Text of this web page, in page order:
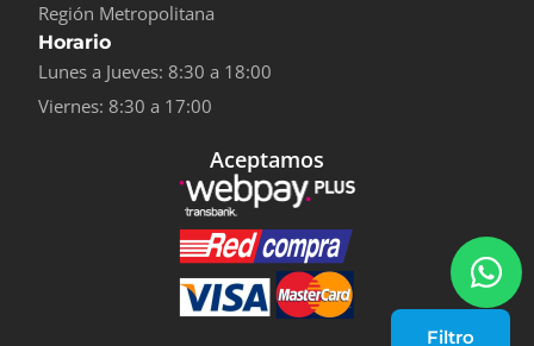
Filtro
Región Metropolitana
Horario
Lunes a Jueves: 8:30 a 18:00
Viernes: 8:30 a 17:00
Aceptamos